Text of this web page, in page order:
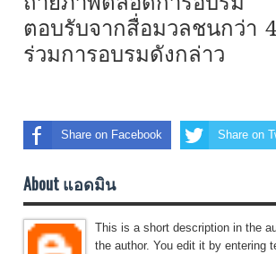
ตอบรับจากสื่อมวลชนกว่า
ร่วมการอบรมดังกล่าว
Share on Facebook Share on
About แอดมิน
This is a short description in the
the author. You edit it by entering